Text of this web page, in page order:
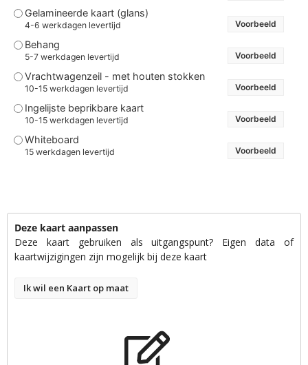
Gelamineerde kaart (glans)
4-6 werkdagen levertijd Voorbeeld
Behang
5-7 werkdagen levertijd Voorbeeld
Vrachtwagenzeil - met houten stokken
10-15 werkdagen levertijd Voorbeeld
Ingelijste beprikbare kaart
10-15 werkdagen levertijd Voorbeeld
Whiteboard
15 werkdagen levertijd Voorbeeld
Deze kaart aanpassen
Deze kaart gebruiken als uitgangspunt? Eigen data of
kaartwijzigingen zijn mogelijk bij deze kaart
Ik wil een Kaart op maat